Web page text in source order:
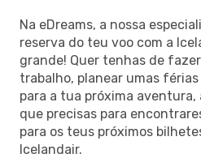
Na eDreams, a nossa
reserva do teu voo com a
grande! Quer tenhas de
trabalho, planear umas
para a tua próxima
que precisas para
para os teus próximos
Icelandair.